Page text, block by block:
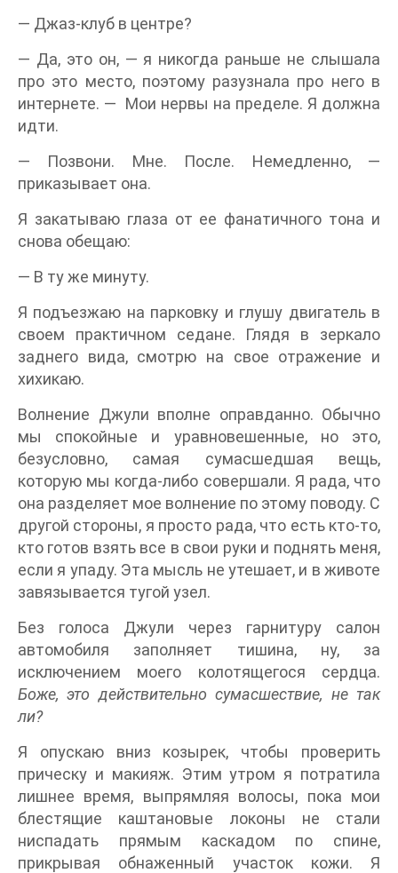
— Джаз-клуб в центре?
— Да, это он, — я никогда раньше не слышала
про это место, поэтому разузнала про него в
интернете. — Мои нервы на пределе. Я должна
идти.
— Позвони. Мне. После. Немедленно, —
приказывает она.
Я закатываю глаза от ее фанатичного тона и
снова обещаю:
— В ту же минуту.
Я подъезжаю на парковку и глушу двигатель в
своем практичном седане. Глядя в зеркало
заднего вида, смотрю на свое отражение и
хихикаю.
Волнение Джули вполне оправданно. Обычно
мы спокойные и уравновешенные, но это,
безусловно, самая сумасшедшая вещь,
которую мы когда-либо совершали. Я рада, что
она разделяет мое волнение по этому поводу. С
другой стороны, я просто рада, что есть кто-то,
кто готов взять все в свои руки и поднять меня,
если я упаду. Эта мысль не утешает, и в животе
завязывается тугой узел.
Без голоса Джули через гарнитуру салон
автомобиля заполняет тишина, ну, за
исключением моего колотящегося сердца.
Боже, это действительно сумасшествие, не так
ли?
Я опускаю вниз козырек, чтобы проверить
прическу и макияж. Этим утром я потратила
лишнее время, выпрямляя волосы, пока мои
блестящие каштановые локоны не стали
ниспадать прямым каскадом по спине,
прикрывая обнаженный участок кожи. Я